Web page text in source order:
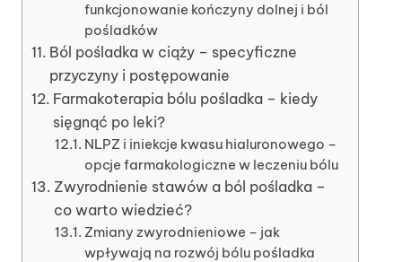
funkcjonowanie kończyny dolnej i ból
pośladków
Ból pośladka w ciąży – specyficzne
przyczyny i postępowanie
Farmakoterapia bólu pośladka – kiedy
sięgnąć po leki?
NLPZ i iniekcje kwasu hialuronowego –
opcje farmakologiczne w leczeniu bólu
Zwyrodnienie stawów a ból pośladka –
co warto wiedzieć?
Zmiany zwyrodnieniowe – jak
wpływają na rozwój bólu pośladka